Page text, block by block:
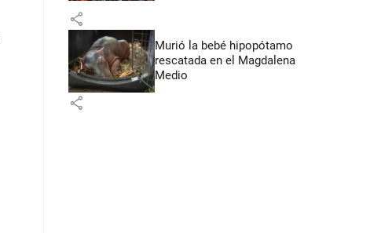
share
Murió la bebé hipopótamo
rescatada en el Magdalena
Medio
share